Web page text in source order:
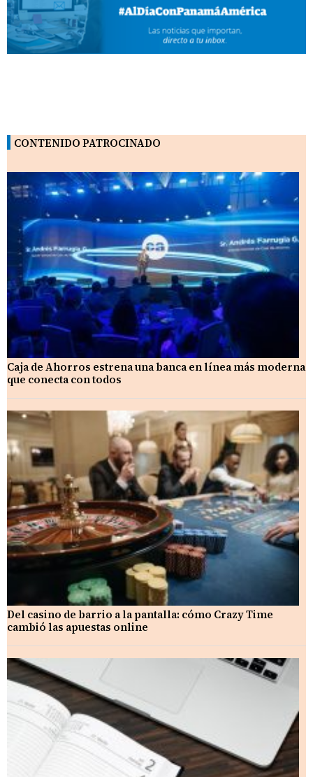
CONTENIDO PATROCINADO
Caja de Ahorros estrena una banca en línea más moderna
que conecta con todos
Del casino de barrio a la pantalla: cómo Crazy Time
cambió las apuestas online